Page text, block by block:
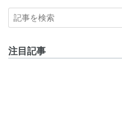
注目記事